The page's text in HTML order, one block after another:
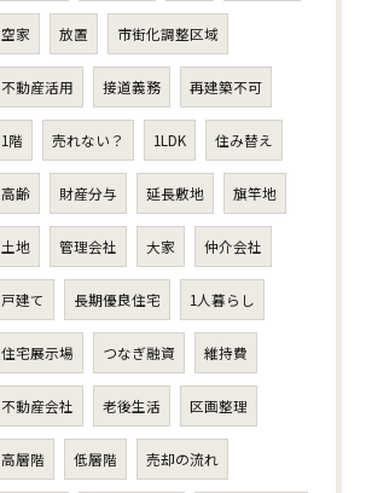
空家 放置 市街化調整区域
不動産活用 接道義務 再建築不可
1階 売れない？ 1LDK 住み替え
高齢 財産分与 延長敷地 旗竿地
土地 管理会社 大家 仲介会社
戸建て 長期優良住宅 1人暮らし
住宅展示場 つなぎ融資 維持費
不動産会社 老後生活 区画整理
高層階 低層階 売却の流れ